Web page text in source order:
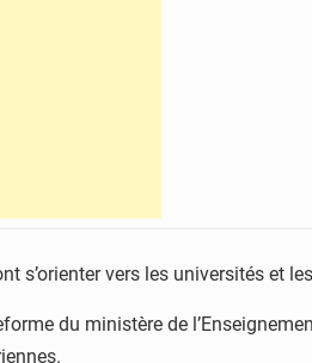
vers les universités et
du ministère de